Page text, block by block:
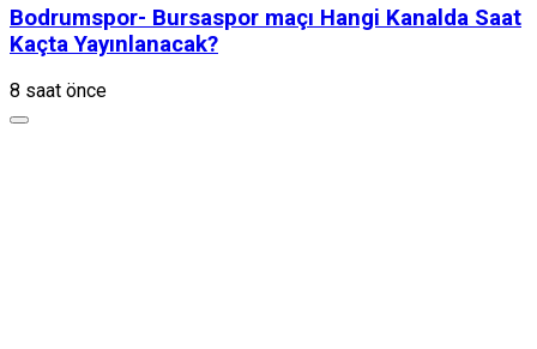
Bodrumspor- Bursaspor maçı Hangi Kanalda Saat
Kaçta Yayınlanacak?
8 saat önce